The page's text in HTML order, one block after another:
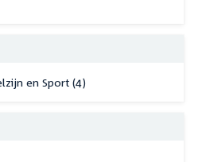
en Sport (4)